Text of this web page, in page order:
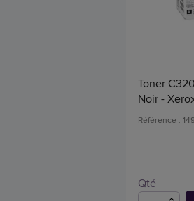
Toner
Noir -
Référence :
Qté